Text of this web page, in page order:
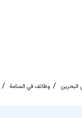
وظائف في المنامة